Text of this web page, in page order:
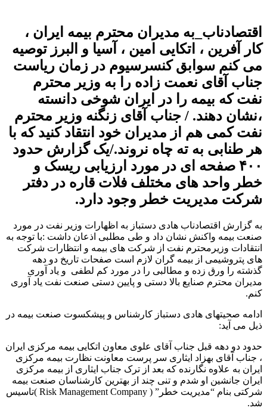
اقتصادناب_به مدیران محترم بیمه ایران ،
کار آفرین ، اتکایی امین ، آسیا و البرز توصیه
می کنم سوابق کنسرسیوم در زمان ریاست
جناب آقای نعمت زاده را به وزیر محترم
نفت که بیمه را در ایران شوخی دانسته
،نشان دهند. / جناب آقای زنگنه وزیر محترم
نفت کمی هم از مدیران خود انتقاد کنید که با
هر طنابی به ته چاه نروند./یک گزارش حدود
۴۰۰ صفحه ای در مورد ارزیابی ریسک و
خطر واحد های مختلف فلات قاره در دفتر
شرکت مدیریت خطر وجود دارد.
به گزارش اقتصادناب هادی دستباز به اظهارات وزیر نفت در مورد
صنعت بیمه واکنش نشان داد و طی مطلبی اذعان داشت :با توجه به
انتقادات وزیرمحترم نفت از شرکت های بیمه و انتظارات شرکت
های پتروشیمی از بیمه گران لازم است صفحات تاریخ دو دهه
گذشته را ورق زده و مطالبی ‌را در مورد کم لطفی و یاد آوری
مدیران محترم صنایع بالا دستی و پایین دستی صنعت نفت یاد آوری
کنم.
ادامه صحیتهای هادی دستباز کارشناس و پیشکسوت صنعت بیمه در
ذیل می آید:
حدود دو دهه قبل جناب آقای علوی معاون اتکایی بیمه مرکزی ایران
، جناب آقای بهزاد ایثاری سر پرست معاونت نظارت بیمه مرکزی
ایران به علاوه نگارنده که بعد از ترک جناب ایثاری از بیمه مرکزی
ایران جانشین او شدم و تنی چند از بهترین کارشناسان صنعت بیمه
شرکتی بنام “مدیریت خطر” ( Risk Management Company )تاسیس
شد.